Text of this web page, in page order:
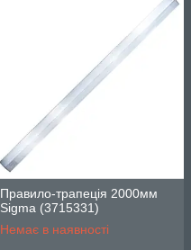
Правило-трапеція 2000мм
Sigma (3715331)
Немає в наявності